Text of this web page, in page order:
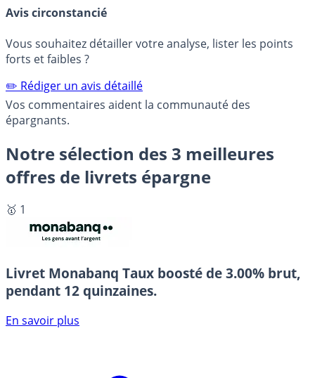
Avis circonstancié
Vous souhaitez détailler votre analyse, lister les points
forts et faibles ?
✏️ Rédiger un avis détaillé
Vos commentaires aident la communauté des
épargnants.
Notre sélection des 3 meilleures
offres de livrets épargne
🥇 1
Livret Monabanq Taux boosté de 3.00% brut,
pendant 12 quinzaines.
En savoir plus